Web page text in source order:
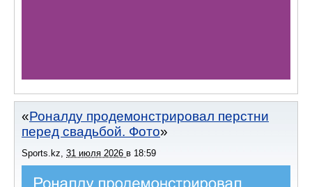
Роналду продемонстрировал перстни
перед свадьбой. Фото
Sports.kz 31 июля 2026 в 18:59